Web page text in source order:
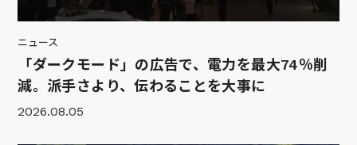
ニュース
「ダークモード」の広告で、電力を最大74％削
減。派手さより、伝わることを大事に
2026.08.05